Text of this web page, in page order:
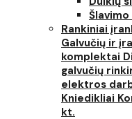
Rankiniai
Galvučių ir
komplektai
galvučių
elektros
Kniedikliai
kt.